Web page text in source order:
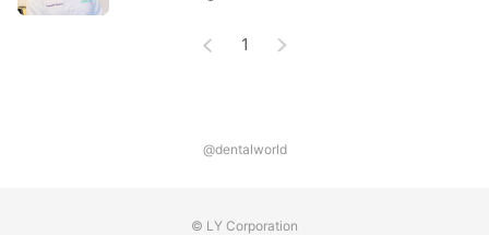
Board in Oral and Maxillofacial Surgery
In Oral and Maxillofacial Surgery​
1
@dentalworld
© LY Corporation